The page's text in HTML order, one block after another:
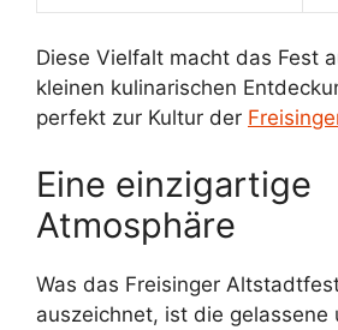
Diese Vielfalt macht das Fest
kleinen kulinarischen
perfekt zur Kultur der
Eine einzigartige
Atmosphäre
Was das Freisinger
auszeichnet, ist die gelassene